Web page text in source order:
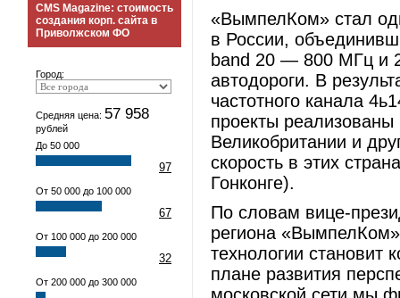
CMS Magazine: стоимость
создания корп. сайта в
Приволжском ФО
Город:
Средняя цена: 57 958
рублей
До 50 000
97
От 50 000 до 100 000
67
От 100 000 до 200 000
32
От 200 000 до 300 000
«ВымпелКом» стал
в России,
band 20 — 800 МГц и
автодороги. В
частотного канала
проекты
Великобритании и
скорость в этих
Гонконге).
По словам вице-
региона
технологии
плане развития